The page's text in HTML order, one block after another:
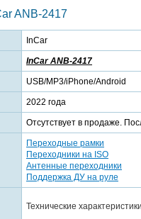
ANB-2417
InCar
InCar ANB-2417
USB/MP3/iPhone/Android
2022 года
Отсутствует в продаже.
Переходные рамки
Переходники на ISO
Антенные переходники
Поддержка ДУ на руле
Технические